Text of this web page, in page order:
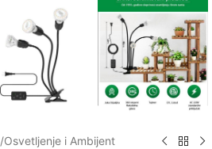
/Osvetljenje i Ambijent